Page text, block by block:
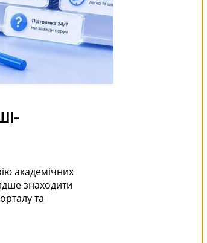
академічних
знаходити
та